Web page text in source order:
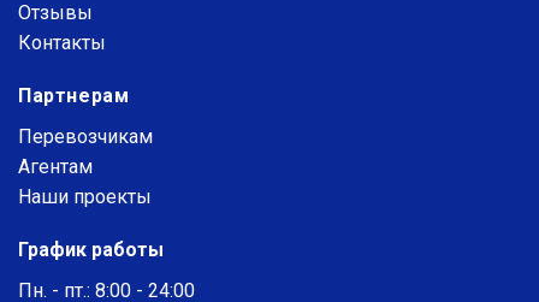
Отзывы
Контакты
Партнерам
Перевозчикам
Агентам
Наши проекты
График работы
Пн. - пт.: 8:00 - 24:00